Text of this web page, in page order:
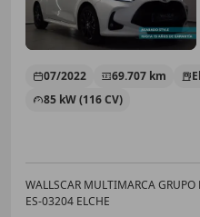
07/2022 69.707 km
85 kW (116 CV)
WALLSCAR MULTIMARCA
ES-03204 ELCHE